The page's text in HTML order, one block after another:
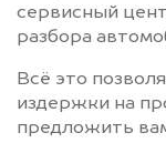
сервисный
разбора
Всё это
издержки на
предложить